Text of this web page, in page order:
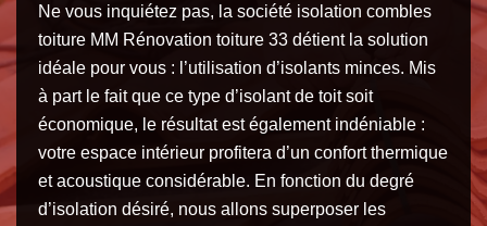
Ne vous inquiétez pas, la société isolation combles
toiture MM Rénovation toiture 33 détient la solution
idéale pour vous : l’utilisation d’isolants minces. Mis
à part le fait que ce type d’isolant de toit soit
économique, le résultat est également indéniable :
votre espace intérieur profitera d’un confort thermique
et acoustique considérable. En fonction du degré
d’isolation désiré, nous allons superposer les